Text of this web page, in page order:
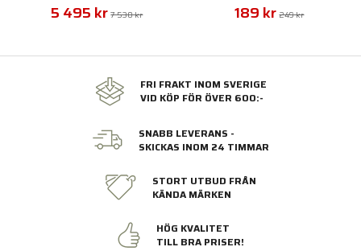
5 495 kr 7 530 kr 189 kr 249 kr
FRI FRAKT INOM SVERIGE
VID KÖP FÖR ÖVER 600:-
SNABB LEVERANS -
SKICKAS INOM 24 TIMMAR
STORT UTBUD FRÅN
KÄNDA MÄRKEN
HÖG KVALITET
TILL BRA PRISER!